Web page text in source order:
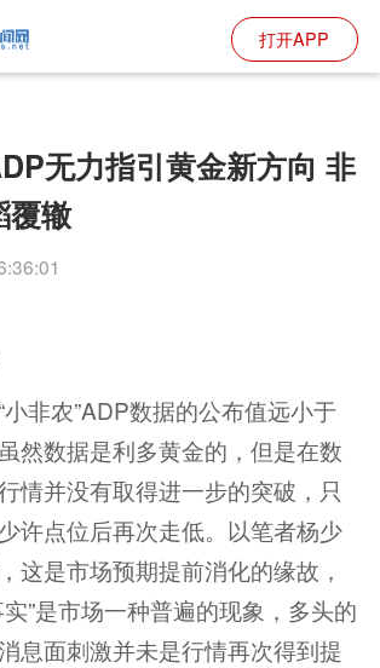
打开APP
无力指引黄金新方向 非
覆辙
非农”ADP数据的公布值远小于
然数据是利多黄金的，但是在数
情并没有取得进一步的突破，只
许点位后再次走低。以笔者杨少
这是市场预期提前消化的缘故，
”是市场一种普遍的现象，多头的
息面刺激并未是行情再次得到提